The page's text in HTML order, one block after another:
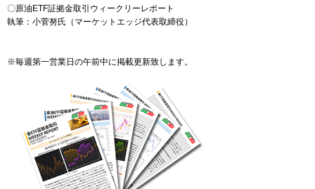
〇原油ETF証拠金取引ウィークリーレポート
執筆：小菅努氏（マーケットエッジ代表取締役）
※毎週第一営業日の午前中に掲載更新致します。